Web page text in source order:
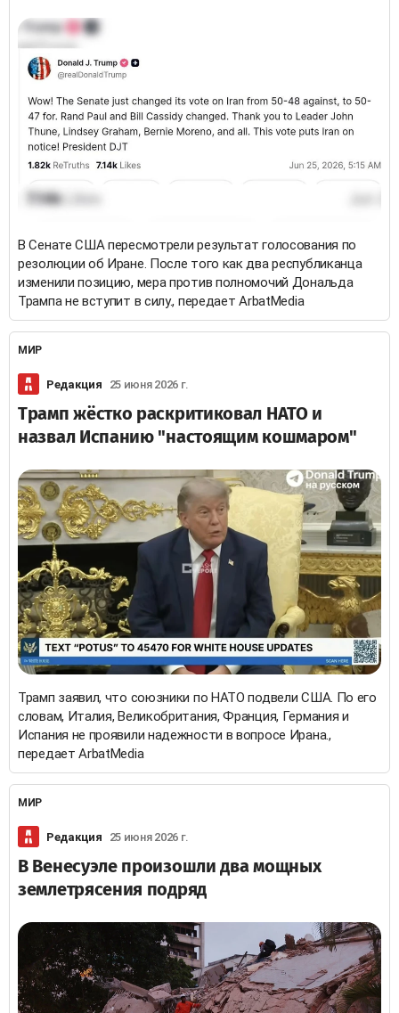
В Сенате США пересмотрели результат голосования по
резолюции об Иране. После того как два республиканца
изменили позицию, мера против полномочий Дональда
Трампа не вступит в силу., передает ArbatMedia
МИР
Редакция 25 июня 2026 г.
Трамп жёстко раскритиковал НАТО и
назвал Испанию "настоящим кошмаром"
Трамп заявил, что союзники по НАТО подвели США. По его
словам, Италия, Великобритания, Франция, Германия и
Испания не проявили надежности в вопросе Ирана.,
передает ArbatMedia
МИР
Редакция 25 июня 2026 г.
В Венесуэле произошли два мощных
землетрясения подряд